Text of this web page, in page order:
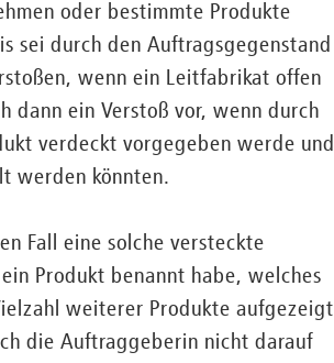
oder bestimmte Produkte
sei durch den Auftragsgegenstand
wenn ein Leitfabrikat offen
dann ein Verstoß vor, wenn durch
verdeckt vorgegeben werde und
werden könnten.
Fall eine solche versteckte
Produkt benannt habe, welches
weiterer Produkte aufgezeigt
die Auftraggeberin nicht darauf